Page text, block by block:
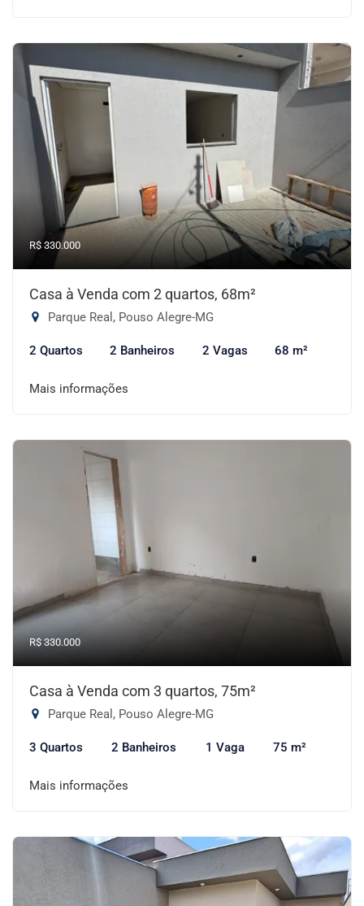
R$ 330.000
Casa à Venda com 2 quartos, 68m²
Parque Real, Pouso Alegre-MG
2 Quartos 2 Banheiros 2 Vagas 68 m²
Mais informações
R$ 330.000
Casa à Venda com 3 quartos, 75m²
Parque Real, Pouso Alegre-MG
3 Quartos 2 Banheiros 1 Vaga 75 m²
Mais informações